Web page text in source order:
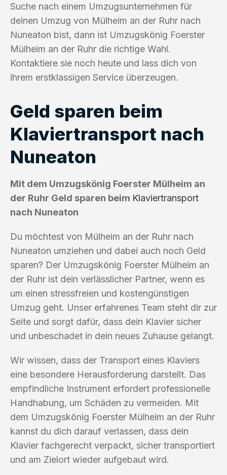
Suche nach einem Umzugsunternehmen für
deinen Umzug von Mülheim an der Ruhr nach
Nuneaton bist, dann ist Umzugskönig Foerster
Mülheim an der Ruhr die richtige Wahl.
Kontaktiere sie noch heute und lass dich von
ihrem erstklassigen Service überzeugen.
Geld sparen beim
Klaviertransport nach
Nuneaton
Mit dem Umzugskönig Foerster Mülheim an
der Ruhr Geld sparen beim Klaviertransport
nach Nuneaton
Du möchtest von Mülheim an der Ruhr nach
Nuneaton umziehen und dabei auch noch Geld
sparen? Der Umzugskönig Foerster Mülheim an
der Ruhr ist dein verlässlicher Partner, wenn es
um einen stressfreien und kostengünstigen
Umzug geht. Unser erfahrenes Team steht dir zur
Seite und sorgt dafür, dass dein Klavier sicher
und unbeschadet in dein neues Zuhause gelangt.
Wir wissen, dass der Transport eines Klaviers
eine besondere Herausforderung darstellt. Das
empfindliche Instrument erfordert professionelle
Handhabung, um Schäden zu vermeiden. Mit
dem Umzugskönig Foerster Mülheim an der Ruhr
kannst du dich darauf verlassen, dass dein
Klavier fachgerecht verpackt, sicher transportiert
und am Zielort wieder aufgebaut wird.